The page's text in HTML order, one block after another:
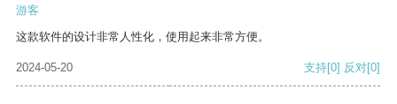
游客
这款软件的设计非常人性化，使用起来非常方便。
2024-05-20 支持[0] 反对[0]